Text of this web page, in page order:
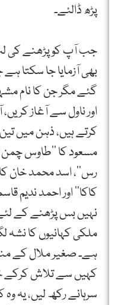
پڑھ ڈالئے۔
جب آپ کو پڑھنے کی
بھی آزمایا جا سکتا
گئے مگر جن کا نام
اور ناول سے آغاز
کرتے ہیں، ذہن میں
مسعود کا ’’طاوس چمن
رس‘‘، اسد محمد خان
کاکا‘‘ اور احمد ندیم
نہیں بس پڑھنے کے
ملکی کہانیوں کا نشہ
ہے۔ صغیر ملال کے
کہیں سے تلاش کرکے
سرہانے رکھ لیں، یہ